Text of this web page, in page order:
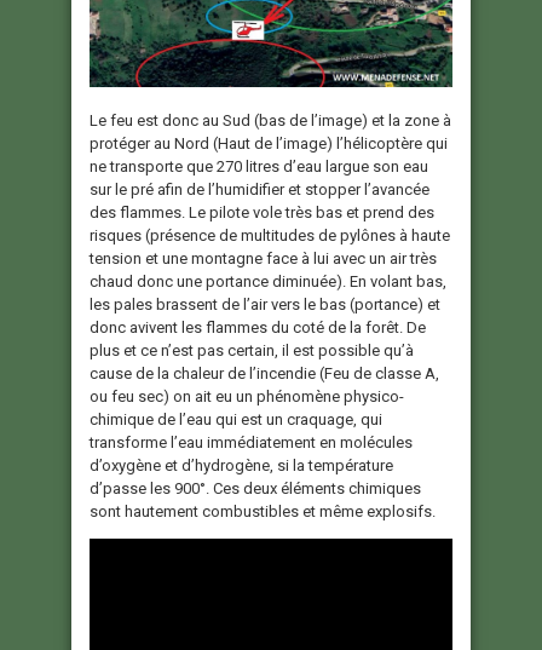
Le feu est donc au Sud (bas de l’image) et la zone à
protéger au Nord (Haut de l’image) l’hélicoptère qui
ne transporte que 270 litres d’eau largue son eau
sur le pré afin de l’humidifier et stopper l’avancée
des flammes. Le pilote vole très bas et prend des
risques (présence de multitudes de pylônes à haute
tension et une montagne face à lui avec un air très
chaud donc une portance diminuée). En volant bas,
les pales brassent de l’air vers le bas (portance) et
donc avivent les flammes du coté de la forêt. De
plus et ce n’est pas certain, il est possible qu’à
cause de la chaleur de l’incendie (Feu de classe A,
ou feu sec) on ait eu un phénomène physico-
chimique de l’eau qui est un craquage, qui
transforme l’eau immédiatement en molécules
d’oxygène et d’hydrogène, si la température
d’passe les 900°. Ces deux éléments chimiques
sont hautement combustibles et même explosifs.